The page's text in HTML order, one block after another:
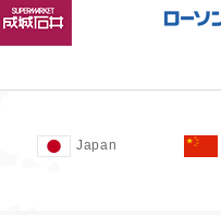
Japan